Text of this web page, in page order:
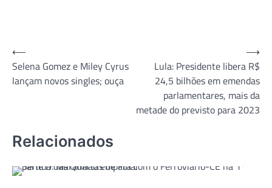
Navegação
de
Post
⟵
Selena Gomez e Miley Cyrus
lançam novos singles; ouça
Lula: Presidente libera R$
24,5 bilhões em emendas
parlamentares, mais da
metade do previsto para 2023
⟶
Relacionados